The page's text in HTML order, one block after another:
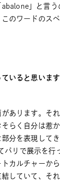
」と言う
のワードのス
いると思いま
あります。そ
らく自分は惹
分を表現して
パリで展示を行
カルチャーか
していて、そ